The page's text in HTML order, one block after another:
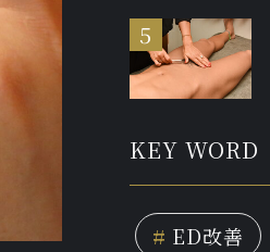
KEY WORD
# ED改善